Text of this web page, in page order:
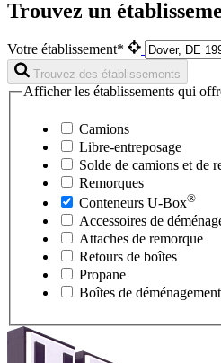
Trouvez un
Votre établissement*
Trouvez des établissements
Afficher les établissements qui
Camions
Libre-entreposage
Solde de camions et de
Remorques
Conteneurs U-Box®
Accessoires de
Attaches de remorque
Retours de boîtes
Propane
Boîtes de